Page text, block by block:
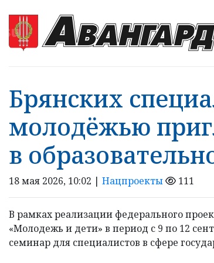
Брянских
молодёжью
в
18 мая 2026, 10:02 | Нацпроекты 111
В рамках реализации федерального
«Молодежь и дети» в период с 9 по 12
семинар для специалистов в сфере